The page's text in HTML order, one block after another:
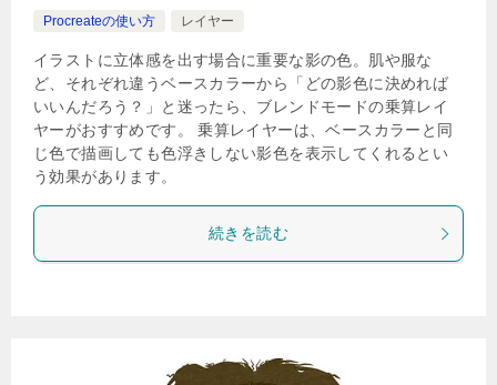
Procreateの使い方
レイヤー
イラストに立体感を出す場合に重要な影の色。肌や服な
ど、それぞれ違うベースカラーから「どの影色に決めれば
いいんだろう？」と迷ったら、ブレンドモードの乗算レイ
ヤーがおすすめです。 乗算レイヤーは、ベースカラーと同
じ色で描画しても色浮きしない影色を表示してくれるとい
う効果があります。
続きを読む